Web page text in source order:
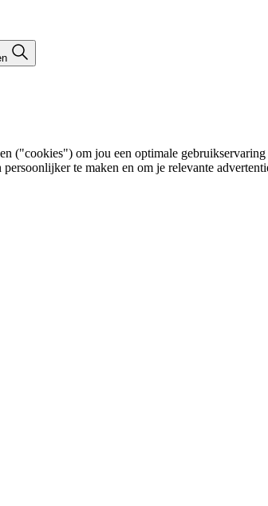
("cookies") om jou een optimale
te maken en om je relevante